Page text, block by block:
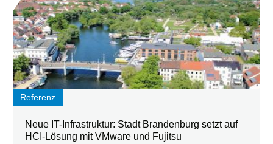
Referenz
Neue IT-Infrastruktur: Stadt Brandenburg setzt auf
HCI-Lösung mit VMware und Fujitsu